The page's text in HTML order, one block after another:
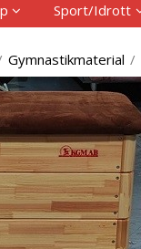
Sport/Idrott
Gymnastikmaterial /